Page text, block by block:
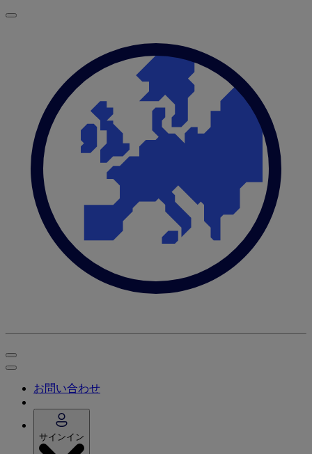
お問い合わせ
サインイン